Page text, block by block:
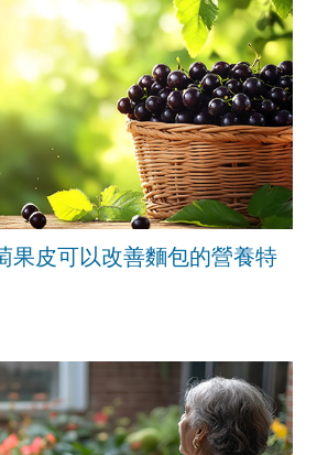
果皮可以改善麵包的營養特